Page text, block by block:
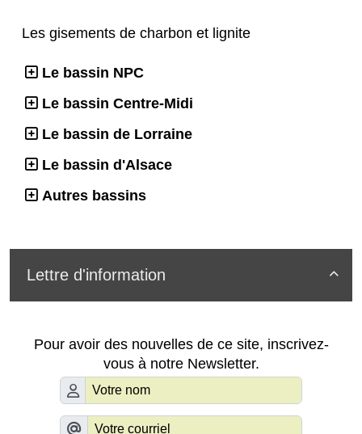
Les gisements de charbon et lignite
Le bassin NPC
Le bassin Centre-Midi
Le bassin de Lorraine
Le bassin d'Alsace
Autres bassins

Lettre d'information
Pour avoir des nouvelles de ce site, inscrivez-
vous à notre Newsletter.